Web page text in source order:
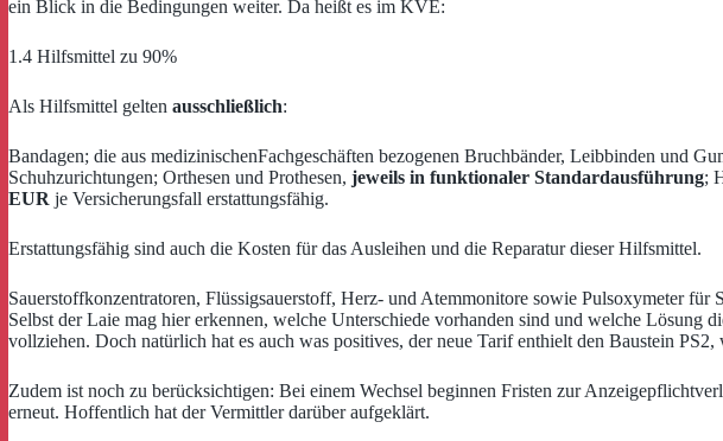
ein Blick in die Bedingungen weiter. Da heißt es im KVE:
1.4 Hilfsmittel zu 90%
Als Hilfsmittel gelten ausschließlich:
Bandagen; die aus medizinischenFachgeschäften bezogenen Bruchbänder, Leibbinden und
Schuhzurichtungen; Orthesen und Prothesen, jeweils in funktionaler Standardausführung;
EUR je Versicherungsfall erstattungsfähig.
Erstattungsfähig sind auch die Kosten für das Ausleihen und die Reparatur dieser Hilfsmittel.
Sauerstoffkonzentratoren, Flüssigsauerstoff, Herz- und Atemmonitore sowie Pulsoxymeter
Selbst der Laie mag hier erkennen, welche Unterschiede vorhanden sind und welche Lösung
vollziehen. Doch natürlich hat es auch was positives, der neue Tarif enthielt den Baustein
Zudem ist noch zu berücksichtigen: Bei einem Wechsel beginnen Fristen zur
erneut. Hoffentlich hat der Vermittler darüber aufgeklärt.